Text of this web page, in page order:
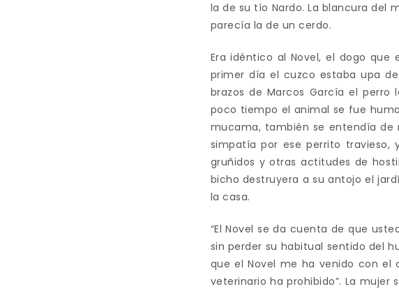
la de su tío Nardo. La blancura del
parecía la de un cerdo.
Era idéntico al Novel, el dogo
primer día el cuzco estaba upa
brazos de Marcos García el
poco tiempo el animal se fue
mucama, también se entendía de
simpatía por ese perrito travieso,
gruñidos y otras actitudes de
bicho destruyera a su antojo el
la casa.
“El Novel se da cuenta de que
sin perder su habitual sentido del
que el Novel me ha venido con
veterinario ha prohibido”. La mujer